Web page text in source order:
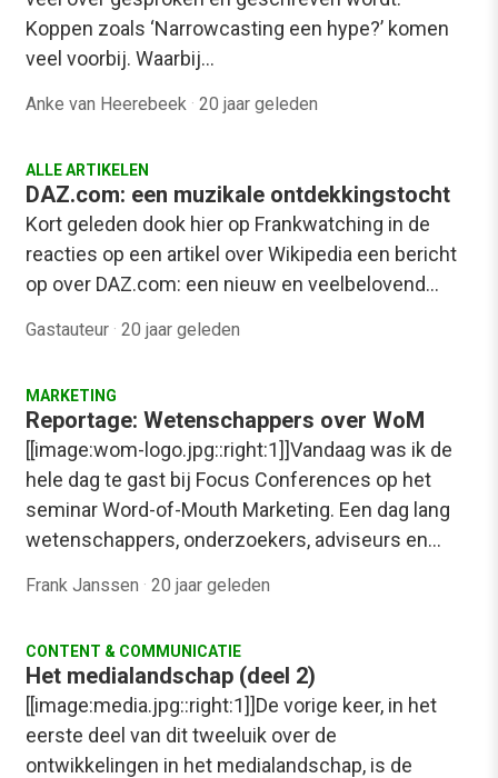
Koppen zoals ‘Narrowcasting een hype?’ komen
veel voorbij. Waarbij…
Anke van Heerebeek · 20 jaar geleden
ALLE ARTIKELEN
DAZ.com: een muzikale ontdekkingstocht
Kort geleden dook hier op Frankwatching in de
reacties op een artikel over Wikipedia een bericht
op over DAZ.com: een nieuw en veelbelovend…
Gastauteur · 20 jaar geleden
MARKETING
Reportage: Wetenschappers over WoM
[[image:wom-logo.jpg::right:1]]Vandaag was ik de
hele dag te gast bij Focus Conferences op het
seminar Word-of-Mouth Marketing. Een dag lang
wetenschappers, onderzoekers, adviseurs en…
Frank Janssen · 20 jaar geleden
CONTENT & COMMUNICATIE
Het medialandschap (deel 2)
[[image:media.jpg::right:1]]De vorige keer, in het
eerste deel van dit tweeluik over de
ontwikkelingen in het medialandschap, is de